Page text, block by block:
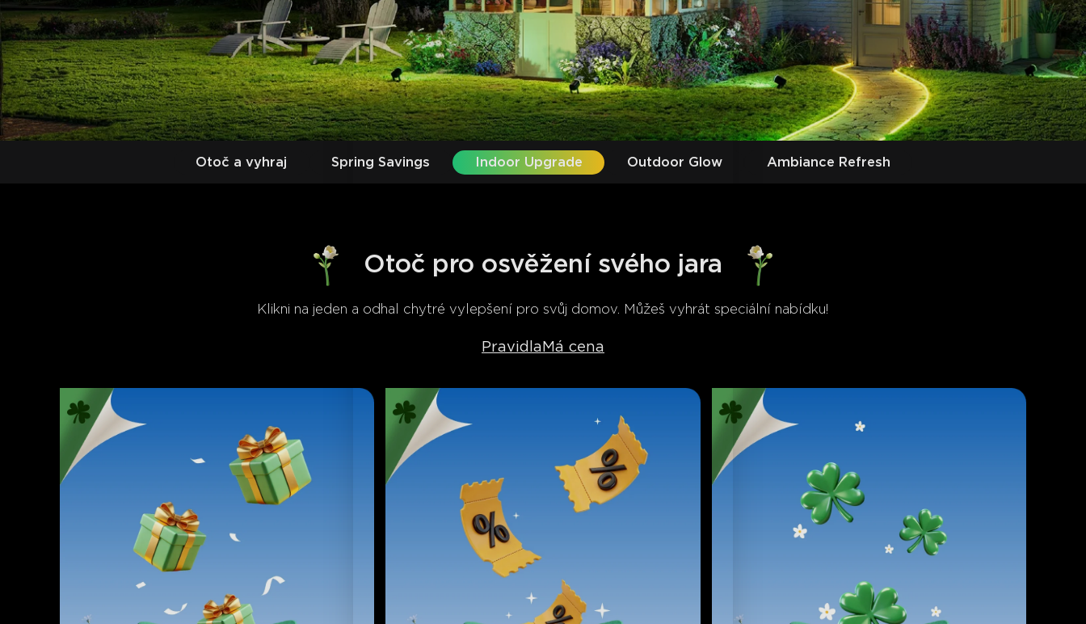
Otoč a vyhraj Spring Savings Indoor Upgrade Outdoor Glow Ambiance Refresh
Otoč pro osvěžení svého jara
Klikni na jeden a odhal chytré vylepšení pro svůj domov. Můžeš vyhrát speciální nabídku!
Pravidla Má cena